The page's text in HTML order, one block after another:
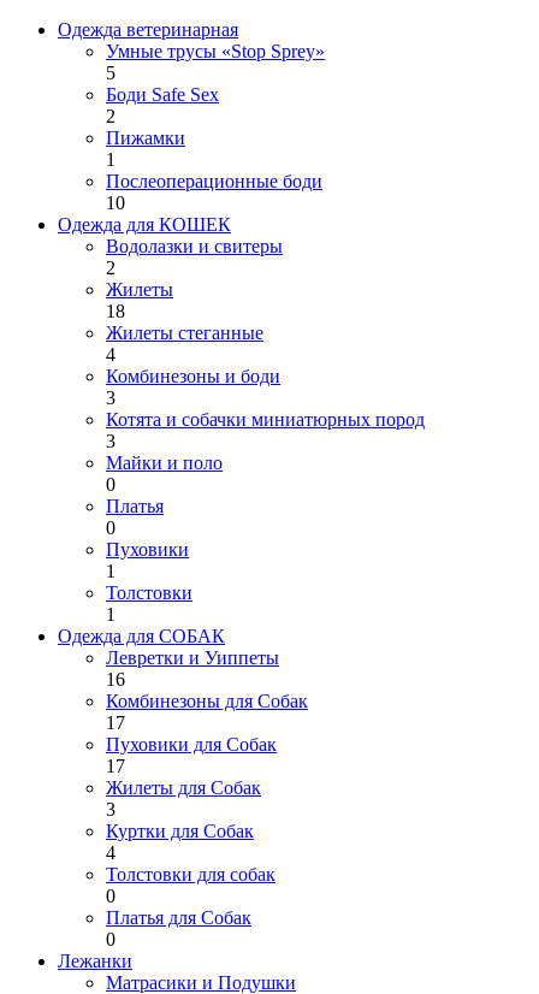
Одежда ветеринарная
Умные трусы «Stop Sprey»
5
Боди Safe Sex
2
Пижамки
1
Послеоперационные боди
10
Одежда для КОШЕК
Водолазки и свитеры
2
Жилеты
18
Жилеты стеганные
4
Комбинезоны и боди
3
Котята и собачки миниатюрных пород
3
Майки и поло
0
Платья
0
Пуховики
1
Толстовки
1
Одежда для СОБАК
Левретки и Уиппеты
16
Комбинезоны для Собак
17
Пуховики для Собак
17
Жилеты для Собак
3
Куртки для Собак
4
Толстовки для собак
0
Платья для Собак
0
Лежанки
Матрасики и Подушки